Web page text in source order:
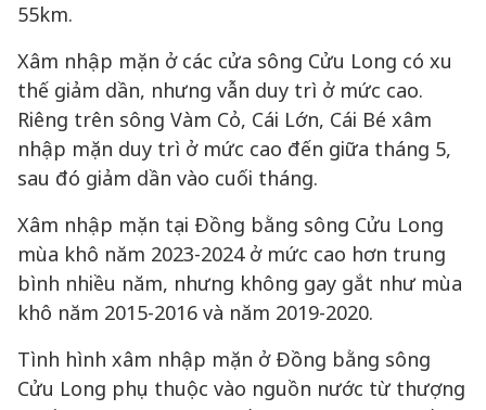
55km.
Xâm nhập mặn ở các cửa sông Cửu Long có xu
thế giảm dần, nhưng vẫn duy trì ở mức cao.
Riêng trên sông Vàm Cỏ, Cái Lớn, Cái Bé xâm
nhập mặn duy trì ở mức cao đến giữa tháng 5,
sau đó giảm dần vào cuối tháng.
Xâm nhập mặn tại Đồng bằng sông Cửu Long
mùa khô năm 2023-2024 ở mức cao hơn trung
bình nhiều năm, nhưng không gay gắt như mùa
khô năm 2015-2016 và năm 2019-2020.
Tình hình xâm nhập mặn ở Đồng bằng sông
Cửu Long phụ thuộc vào nguồn nước từ thượng